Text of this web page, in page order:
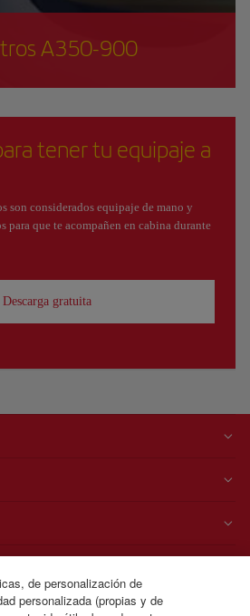
A350-900
tener tu equipaje a
son considerados equipaje de mano y
para que te acompañen en cabina durante
Descarga gratuita
de personalización de
personalizada (propias y de